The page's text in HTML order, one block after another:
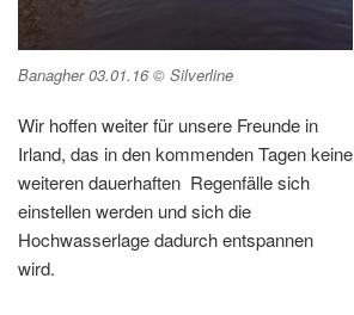
Banagher 03.01.16 © Silverline
Wir hoffen weiter für unsere Freunde in
Irland, das in den kommenden Tagen keine
weiteren dauerhaften Regenfälle sich
einstellen werden und sich die
Hochwasserlage dadurch entspannen
wird.